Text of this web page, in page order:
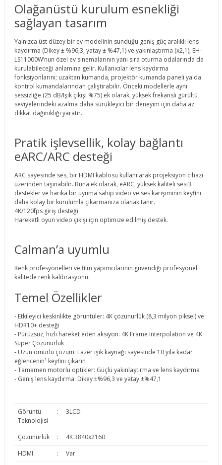
Olağanüstü kurulum esnekliği
sağlayan tasarım
Yalnızca üst düzey bir ev modelinin sunduğu geniş güç aralıklı lens
kaydırma (Dikey ± %96,3, yatay ± %47,1) ve yakınlaştırma (x2,1), EH-
LS11000W’nun özel ev sinemalarının yanı sıra oturma odalarında da
kurulabileceği anlamına gelir. Kullanıcılar lens kaydırma
fonksiyonlarını; uzaktan kumanda, projektör kumanda paneli ya da
kontrol kumandalarından çalıştırabilir. Önceki modellerle aynı
sessizliğe (25 dB/Işık çıkışı %75) ek olarak, yüksek frekanslı gürültü
seviyelerindeki azalma daha sürükleyici bir deneyim için daha az
dikkat dağınıklığı yaratır.
Pratik işlevsellik, kolay bağlantı
eARC/ARC desteği
ARC sayesinde ses, bir HDMI kablosu kullanılarak projeksiyon cihazı
üzerinden taşınabilir. Buna ek olarak, eARC, yüksek kaliteli sesi3
destekler ve harika bir uyuma sahip video ve ses karışımının keyfini
daha kolay bir kurulumla çıkarmanıza olanak tanır.
4K/120fps giriş desteği
Hareketli oyun video çıkışı için optimize edilmiş destek.
Calman’a uyumlu
Renk profesyonelleri ve film yapımcılarının güvendiği profesyonel
kalitede renk kalibrasyonu.
Temel Özellikler
- Etkileyici keskinlikte görüntüler: 4K çözünürlük (8,3 milyon piksel) ve
HDR10+ desteği
- Pürüzsüz, hızlı hareket eden aksiyon: 4K Frame Interpolation ve 4K
Süper Çözünürlük
- Uzun ömürlü çözüm: Lazer ışık kaynağı sayesinde 10 yıla kadar
eğlencenin¹ keyfini çıkarın
- Tamamen motorlu optikler: Güçlü yakınlaştırma ve lens kaydırma
- Geniş lens kaydırma: Dikey ±%96,3 ve yatay ±%47,1
Görüntü
Teknolojisi
: 3LCD
Çözünürlük :
4K 3840x2160
HDMI
:
Var